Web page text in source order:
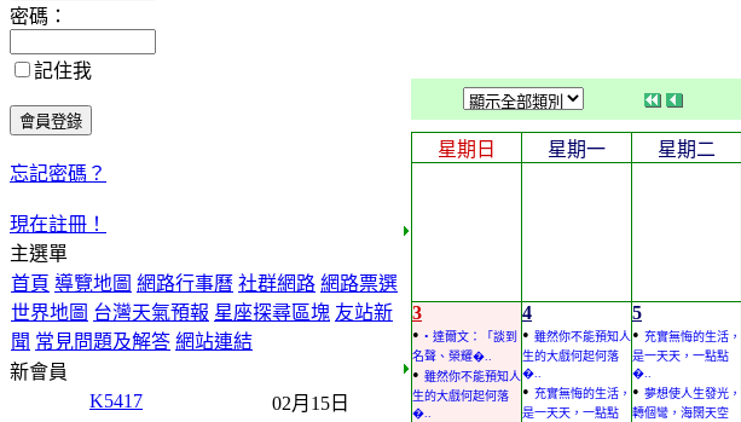
密碼：
記住我
忘記密碼？
現在註冊！
主選單
首頁 導覽地圖 網路行事曆 社群網路 網路票選
世界地圖 台灣天氣預報 星座探尋區塊 友站新
聞 常見問題及解答 網站連結
新會員
K5417
02月15日
星期日 星期一 星期二
3
• • 達爾文：「談到
名聲、榮耀�..
• 雖然你不能預知人
生的大戲何起何落
�..
4
• 雖然你不能預知人
生的大戲何起何落
�..
• 充實無悔的生活，
是一天天，一點點
5
• 充實無悔的生活，
是一天天，一點點
�..
• 夢想使人生發光，
轉個彎，海闊天空